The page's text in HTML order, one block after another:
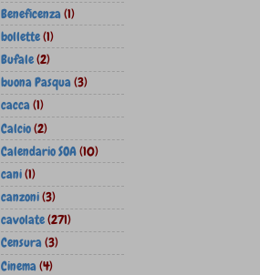
Beneficenza(1)
bollette(1)
Bufale(2)
buona Pasqua(3)
cacca(1)
Calcio(2)
Calendario SOA(10)
cani(1)
canzoni(3)
cavolate(271)
Censura(3)
Cinema(4)